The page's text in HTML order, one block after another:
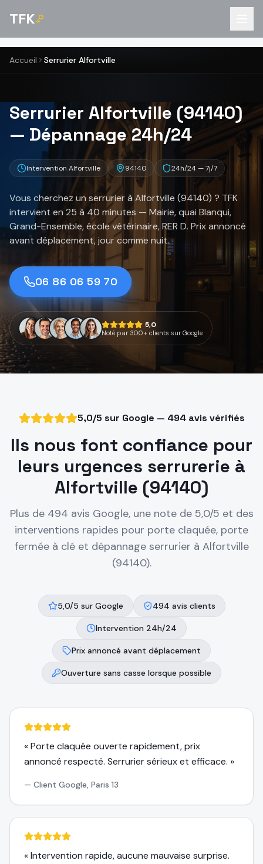
TFK
Accueil Serrurier Alfortville
Serrurier Alfortville (94140)
— Dépannage 24h/24
Intervention Alfortville 94140 24h/24 — 7j/7
Vous cherchez un serrurier à Alfortville (94140) ? TFK
intervient en 25 à 40 minutes — Mairie, quai Blanqui,
Grand-Ensemble, école vétérinaire, RER D. Prix annoncé
avant déplacement, jour comme nuit.
06 86 06 59 70
5,0
Noté par 300+ clients sur Google
5,0/5 sur Google — 494 avis vérifiés
Ils nous font confiance pour
leurs urgences serrurerie à
Alfortville (94140)
Plus de 494 avis Google, une note de 5,0/5 et des
interventions rapides pour porte claquée, porte
fermée à clé et dépannage serrurier à Alfortville
(94140).
5,0/5 sur Google 494 avis clients
Intervention 24h/24
Prix annoncé avant déplacement
Ouverture sans casse lorsque possible
«Porte claquée ouverte rapidement, prix
annoncé respecté. Serrurier sérieux et efficace. »
— Client Google, Paris 13
«Intervention rapide, aucune mauvaise surprise.